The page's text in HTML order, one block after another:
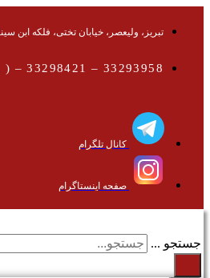
تبریز، ولیعصر، خیابان تختی، فلکه ابن
33293958 – 33298421 – ( 041)
کانال تلگرام
صفحه اینستاگرام
جستجو ...